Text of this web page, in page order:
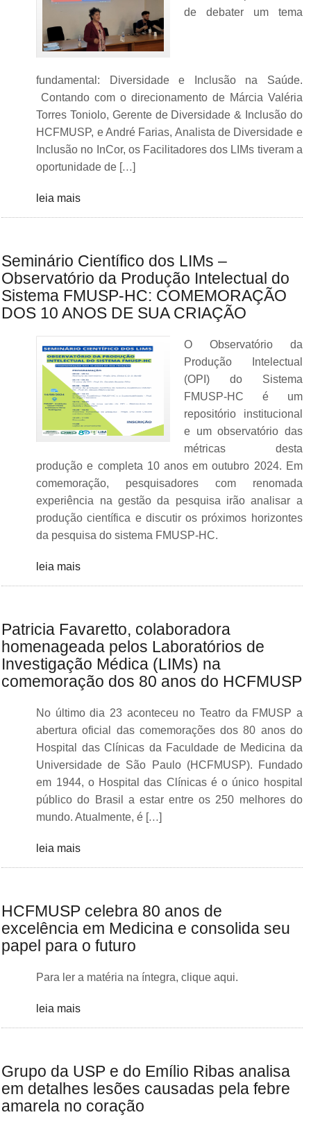
de debater um tema
fundamental: Diversidade e Inclusão na Saúde.
Contando com o direcionamento de Márcia Valéria
Torres Toniolo, Gerente de Diversidade & Inclusão do
HCFMUSP, e André Farias, Analista de Diversidade e
Inclusão no InCor, os Facilitadores dos LIMs tiveram a
oportunidade de […]
leia mais
Seminário Científico dos LIMs –
Observatório da Produção Intelectual do
Sistema FMUSP-HC: COMEMORAÇÃO
DOS 10 ANOS DE SUA CRIAÇÃO
O Observatório da
Produção Intelectual
(OPI) do Sistema
FMUSP-HC é um
repositório institucional
e um observatório das
métricas desta
produção e completa 10 anos em outubro 2024. Em
comemoração, pesquisadores com renomada
experiência na gestão da pesquisa irão analisar a
produção científica e discutir os próximos horizontes
da pesquisa do sistema FMUSP-HC.
leia mais
Patricia Favaretto, colaboradora
homenageada pelos Laboratórios de
Investigação Médica (LIMs) na
comemoração dos 80 anos do HCFMUSP
No último dia 23 aconteceu no Teatro da FMUSP a
abertura oficial das comemorações dos 80 anos do
Hospital das Clínicas da Faculdade de Medicina da
Universidade de São Paulo (HCFMUSP). Fundado
em 1944, o Hospital das Clínicas é o único hospital
público do Brasil a estar entre os 250 melhores do
mundo. Atualmente, é […]
leia mais
HCFMUSP celebra 80 anos de
excelência em Medicina e consolida seu
papel para o futuro
Para ler a matéria na íntegra, clique aqui.
leia mais
Grupo da USP e do Emílio Ribas analisa
em detalhes lesões causadas pela febre
amarela no coração